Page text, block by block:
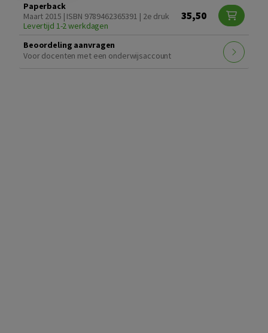
Paperback
Maart 2015 | ISBN 9789462365391 | 2e druk
Levertijd 1-2 werkdagen
35,50
Beoordeling aanvragen
Voor docenten met een onderwijsaccount